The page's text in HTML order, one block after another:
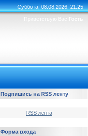
Суббота, 08.08.2026, 21:25
Приветствую Вас Гость
Подпишись на RSS ленту
RSS лента
Форма входа